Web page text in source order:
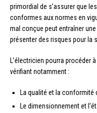
primordial de s’assurer que
conformes aux normes en
mal conçue peut entraîner une
présenter des risques pour la
L’électricien pourra procéder à
vérifiant notamment :
La qualité et la conformité
Le dimensionnement et